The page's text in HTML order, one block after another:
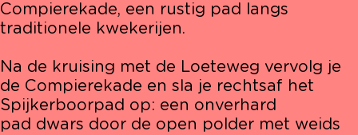
Compierekade, een rustig pad langs
traditionele kwekerijen.
Na de kruising met de Loeteweg vervolg je
de Compierekade en sla je rechtsaf het
Spijkerboorpad op: een onverhard
pad dwars door de open polder met weids